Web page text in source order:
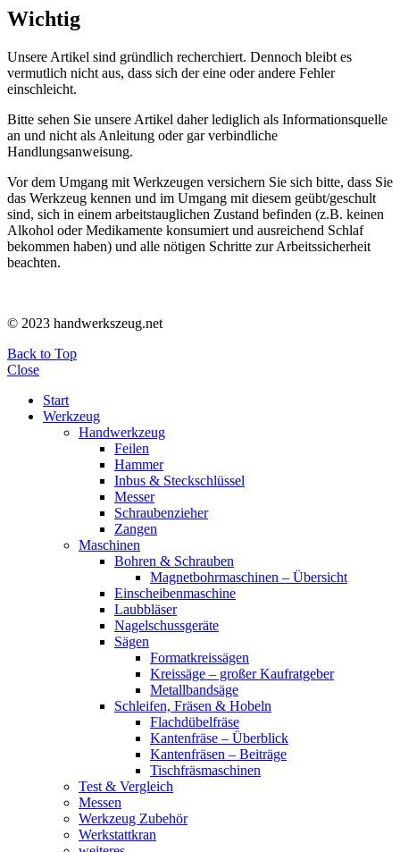
Wichtig
Unsere Artikel sind gründlich recherchiert. Dennoch bleibt es
vermutlich nicht aus, dass sich der eine oder andere Fehler
einschleicht.
Bitte sehen Sie unsere Artikel daher lediglich als Informationsquelle
an und nicht als Anleitung oder gar verbindliche
Handlungsanweisung.
Vor dem Umgang mit Werkzeugen versichern Sie sich bitte, dass Sie
das Werkzeug kennen und im Umgang mit diesem geübt/geschult
sind, sich in einem arbeitstauglichen Zustand befinden (z.B. keinen
Alkohol oder Medikamente konsumiert und ausreichend Schlaf
bekommen haben) und alle nötigen Schritte zur Arbeitssicherheit
beachten.
© 2023 handwerkszeug.net
Back to Top
Close
Start
Werkzeug
Handwerkzeug
Feilen
Hammer
Inbus & Steckschlüssel
Messer
Schraubenzieher
Zangen
Maschinen
Bohren & Schrauben
Magnetbohrmaschinen – Übersicht
Einscheibenmaschine
Laubbläser
Nagelschussgeräte
Sägen
Formatkreissägen
Kreissäge – großer Kaufratgeber
Metallbandsäge
Schleifen, Fräsen & Hobeln
Flachdübelfräse
Kantenfräse – Überblick
Kantenfräsen – Beiträge
Tischfräsmaschinen
Test & Vergleich
Messen
Werkzeug Zubehör
Werkstattkran